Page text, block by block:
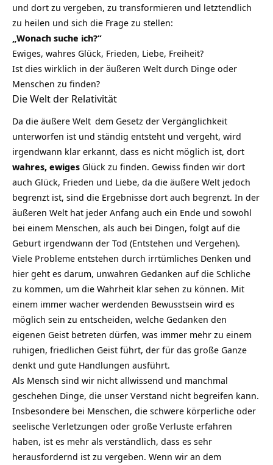
und dort zu vergeben, zu transformieren und letztendlich
zu heilen und sich die Frage zu stellen:
„Wonach suche ich?“
Ewiges, wahres Glück, Frieden, Liebe, Freiheit?
Ist dies wirklich in der äußeren Welt durch Dinge oder
Menschen zu finden?
Die Welt der Relativität
Da die äußere Welt dem Gesetz der Vergänglichkeit
unterworfen ist und ständig entsteht und vergeht, wird
irgendwann klar erkannt, dass es nicht möglich ist, dort
wahres, ewiges Glück zu finden. Gewiss finden wir dort
auch Glück, Frieden und Liebe, da die äußere Welt jedoch
begrenzt ist, sind die Ergebnisse dort auch begrenzt. In der
äußeren Welt hat jeder Anfang auch ein Ende und sowohl
bei einem Menschen, als auch bei Dingen, folgt auf die
Geburt irgendwann der Tod (Entstehen und Vergehen).
Viele Probleme entstehen durch irrtümliches Denken und
hier geht es darum, unwahren Gedanken auf die Schliche
zu kommen, um die Wahrheit klar sehen zu können. Mit
einem immer wacher werdenden Bewusstsein wird es
möglich sein zu entscheiden, welche Gedanken den
eigenen Geist betreten dürfen, was immer mehr zu einem
ruhigen, friedlichen Geist führt, der für das große Ganze
denkt und gute Handlungen ausführt.
Als Mensch sind wir nicht allwissend und manchmal
geschehen Dinge, die unser Verstand nicht begreifen kann.
Insbesondere bei Menschen, die schwere körperliche oder
seelische Verletzungen oder große Verluste erfahren
haben, ist es mehr als verständlich, dass es sehr
herausfordernd ist zu vergeben. Wenn wir an dem